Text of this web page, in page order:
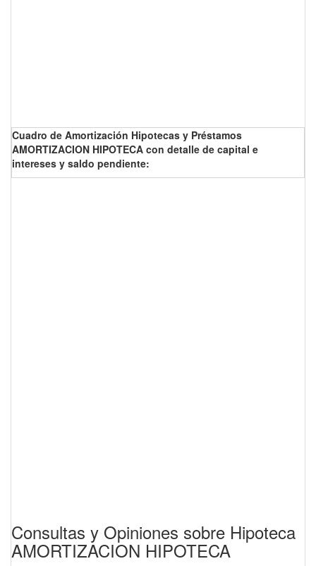
Cuadro de Amortización Hipotecas y Préstamos
AMORTIZACION HIPOTECA con detalle de capital e
intereses y saldo pendiente:
Consultas y Opiniones sobre Hipoteca
AMORTIZACION HIPOTECA